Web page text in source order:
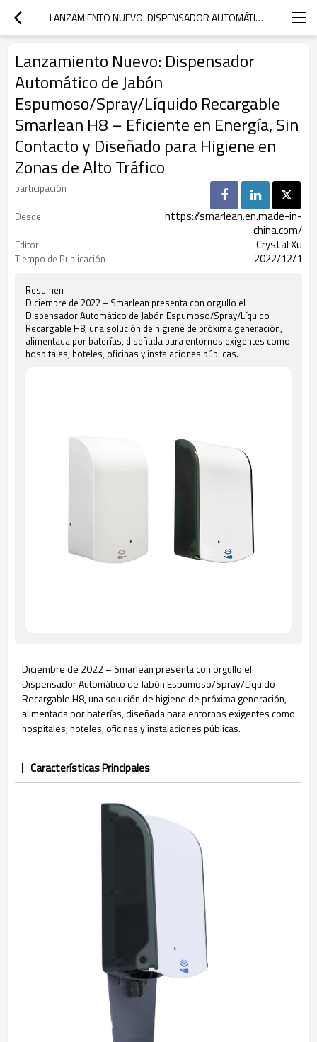
LANZAMIENTO NUEVO: DISPENSADOR AUTOMÁTICO DE JABÓN ESPUMOSO/SPRAY/LÍQUIDO RECARGABLE SMARLEAN H8 – EFICIENTE EN ENERGÍA, SIN CONTACTO Y DISEÑADO PARA HIGIENE EN ZONAS DE ALTO TRÁFICO
Lanzamiento Nuevo: Dispensador
Automático de Jabón
Espumoso/Spray/Líquido Recargable
Smarlean H8 – Eficiente en Energía, Sin
Contacto y Diseñado para Higiene en
Zonas de Alto Tráfico
participación
Desde
https://smarlean.en.made-in-
china.com/
Editor Crystal Xu
Tiempo de Publicación 2022/12/1
Resumen
Diciembre de 2022 – Smarlean presenta con orgullo el
Dispensador Automático de Jabón Espumoso/Spray/Líquido
Recargable H8, una solución de higiene de próxima generación,
alimentada por baterías, diseñada para entornos exigentes como
hospitales, hoteles, oficinas y instalaciones públicas.
Diciembre de 2022 – Smarlean presenta con orgullo el
Dispensador Automático de Jabón Espumoso/Spray/Líquido
Recargable H8, una solución de higiene de próxima generación,
alimentada por baterías, diseñada para entornos exigentes como
hospitales, hoteles, oficinas y instalaciones públicas.
Características Principales